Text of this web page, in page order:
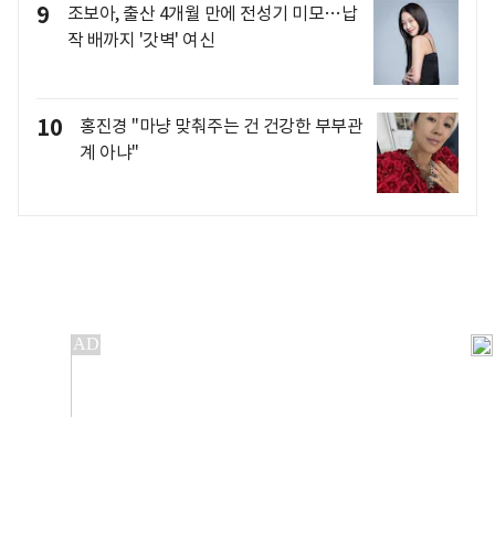
9
조보아, 출산 4개월 만에 전성기 미모…납
작 배까지 '갓벽' 여신
10
홍진경 "마냥 맞춰주는 건 건강한 부부관
계 아냐"